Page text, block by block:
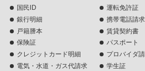
国民ID
運転免許証
銀行明細
携帯電話請
戸籍謄本
賃貸契約書
保険証
パスポート
クレジットカード明細
プロバイダ
電気・水道・ガス代請求
学生証